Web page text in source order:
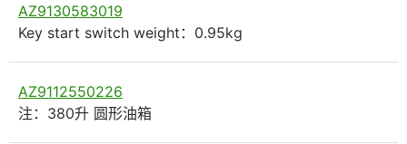
AZ9130583019
Key start switch weight：0.95kg
AZ9112550226
注：380升 圆形油箱